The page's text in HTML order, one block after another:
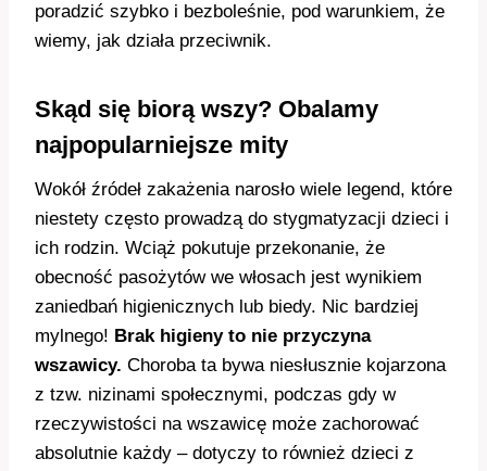
poradzić szybko i bezboleśnie, pod warunkiem, że
wiemy, jak działa przeciwnik.
Skąd się biorą wszy? Obalamy
najpopularniejsze mity
Wokół źródeł zakażenia narosło wiele legend, które
niestety często prowadzą do stygmatyzacji dzieci i
ich rodzin. Wciąż pokutuje przekonanie, że
obecność pasożytów we włosach jest wynikiem
zaniedbań higienicznych lub biedy. Nic bardziej
mylnego! Brak higieny to nie przyczyna
wszawicy. Choroba ta bywa niesłusznie kojarzona
z tzw. nizinami społecznymi, podczas gdy w
rzeczywistości na wszawicę może zachorować
absolutnie każdy – dotyczy to również dzieci z